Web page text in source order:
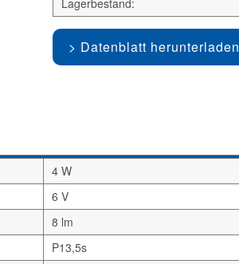
Lagerbestand:
Datenblatt herunterladen
4 W
6 V
8 lm
P13,5s